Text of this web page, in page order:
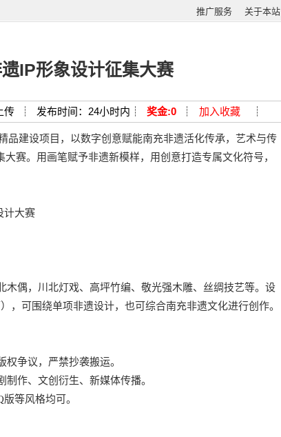
推广服务 关于本站
IP形象设计征集大赛
传 ┊ 发布时间：24小时内┊ 奖金:0 ┊ 加入收藏 ┊
建设项目，以数字创意赋能南充非遗活化传承，艺术与传
赛。用画笔赋予非遗新模样，用创意打造专属文化符号，
大赛
偶，川北灯戏、高坪竹编、敬光强木雕、丝绸技艺等。设
，可围绕单项非遗设计，也可综合南充非遗文化进行创作。
争议，严禁抄袭搬运。
作、文创衍生、新媒体传播。
等风格均可。